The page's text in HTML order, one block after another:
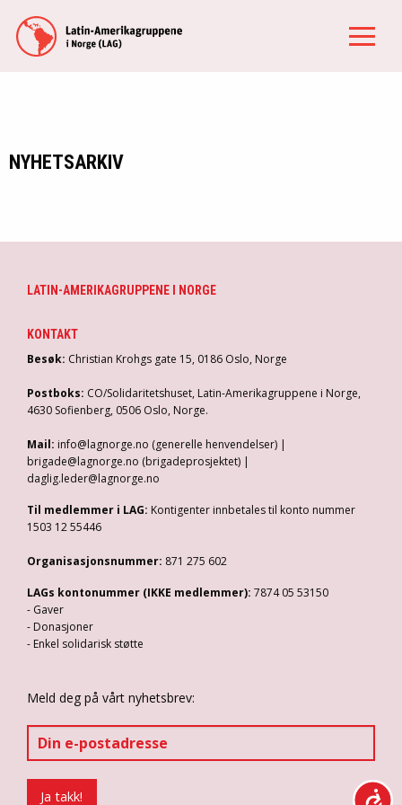
NYHETSARKIV
LATIN-AMERIKAGRUPPENE I NORGE
KONTAKT
Besøk: Christian Krohgs gate 15, 0186 Oslo, Norge
Postboks: CO/Solidaritetshuset, Latin-Amerikagruppene i Norge,
4630 Sofienberg, 0506 Oslo, Norge.
Mail: info@lagnorge.no (generelle henvendelser) |
brigade@lagnorge.no (brigadeprosjektet) |
daglig.leder@lagnorge.no
Til medlemmer i LAG: Kontigenter innbetales til konto nummer
1503 12 55446
Organisasjonsnummer: 871 275 602
LAGs kontonummer (IKKE medlemmer): 7874 05 53150
- Gaver
- Donasjoner
- Enkel solidarisk støtte
Meld deg på vårt nyhetsbrev: